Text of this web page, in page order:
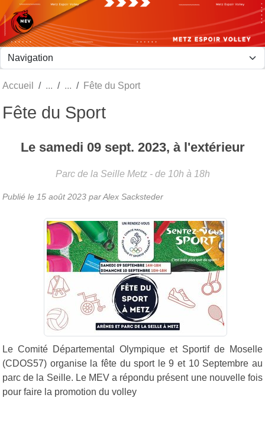
Accueil Fête du Sport
Fête du Sport
Le samedi 09 sept. 2023, à l'extérieur
Parc de la Seille Metz - de 10h à 18h
Publié le 15 août 2023 par Alex Sacksteder
Le Comité Départemental Olympique et Sportif de Moselle
(CDOS57) organise la fête du sport le 9 et 10 Septembre au
parc de la Seille. Le MEV a répondu présent une nouvelle fois
pour faire la promotion du volley
Panneau de gestion des cookies